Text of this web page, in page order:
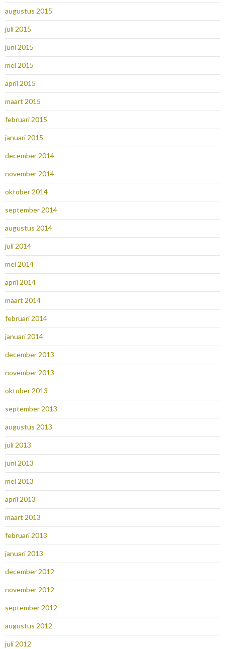
augustus 2015
juli 2015
juni 2015
mei 2015
april 2015
maart 2015
februari 2015
januari 2015
december 2014
november 2014
oktober 2014
september 2014
augustus 2014
juli 2014
mei 2014
april 2014
maart 2014
februari 2014
januari 2014
december 2013
november 2013
oktober 2013
september 2013
augustus 2013
juli 2013
juni 2013
mei 2013
april 2013
maart 2013
februari 2013
januari 2013
december 2012
november 2012
september 2012
augustus 2012
juli 2012